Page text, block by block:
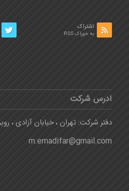
اشتراک
به خوراک RSS
آدرس شرکت
دفتر شرکت: تهران ، خیابان آزادی ،
m.emadifar@gmail.com